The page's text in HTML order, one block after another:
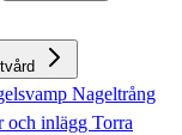
Nageltrång
och inlägg Torra